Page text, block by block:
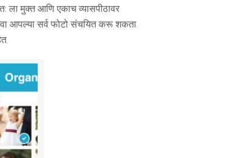
मुक्त आणि एकाच व्यासपीठावर
आपल्या सर्व फोटो संचयित करू शकता.